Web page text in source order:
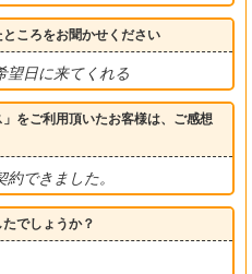
ころをお聞かせください
望日に来てくれる
をご利用頂いたお客様は、ご感想
できました。
でしょうか？